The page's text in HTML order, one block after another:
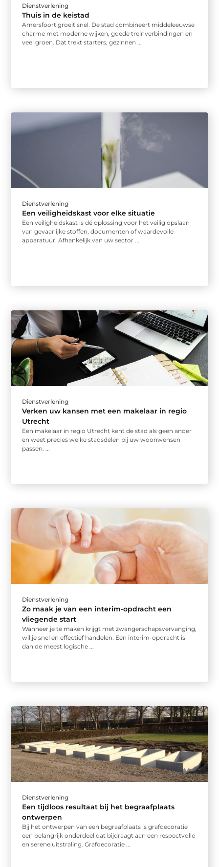
Dienstverlening
Thuis in de keistad
Amersfoort groeit snel. De stad combineert middeleeuwse
charme met moderne wijken, goede treinverbindingen en
veel groen. Dat trekt starters, gezinnen ...
Dienstverlening
Een veiligheidskast voor elke situatie
Een veiligheidskast is dé oplossing voor het veilig opslaan
van gevaarlijke stoffen, documenten of waardevolle
apparatuur. Afhankelijk van uw sector ...
Dienstverlening
Verken uw kansen met een makelaar in regio
Utrecht
Een makelaar in regio Utrecht kent de stad als geen ander
en weet precies welke stadsdelen bij uw woonwensen
passen. ...
Dienstverlening
Zo maak je van een interim-opdracht een
vliegende start
Wanneer je te maken krijgt met zwangerschapsvervanging,
wil je snel en effectief handelen. Een interim-opdracht is
dan de meest logische ...
Dienstverlening
Een tijdloos resultaat bij het begraafplaats
ontwerpen
Bij het ontwerpen van een begraafplaats is grafdecoratie
een belangrijk onderdeel dat bijdraagt aan een respectvolle
en serene uitstraling. Grafdecoratie ...